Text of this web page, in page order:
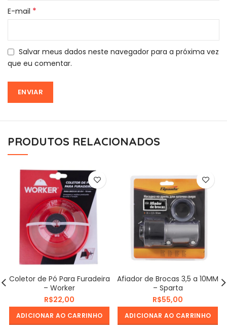
E-mail *
Salvar meus dados neste navegador para a próxima vez
que eu comentar.
PRODUTOS RELACIONADOS
Coletor de Pó Para Furadeira
– Worker
R$
ADICIONAR AO CARRINHO
Afiador de Brocas 3,5 a 10MM
– Sparta
R$
ADICIONAR AO CARRINHO